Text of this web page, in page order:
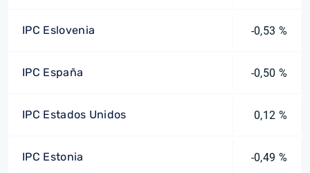
IPC Eslovenia -0,53 %
IPC España -0,50 %
IPC Estados Unidos 0,12 %
IPC Estonia -0,49 %